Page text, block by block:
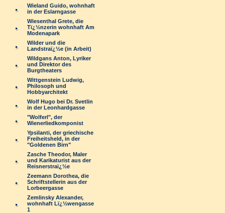
Wieland Guido, wohnhaft
in der Eslarngasse
Wiesenthal Grete, die
Tï¿½nzerin wohnhaft Am
Modenapark
Wilder und die
Landstraï¿½e (in Arbeit)
Wildgans Anton, Lyriker
und Direktor des
Burgtheaters
Wittgenstein Ludwig,
Philosoph und
Hobbyarchitekt
Wolf Hugo bei Dr. Svetlin
in der Leonhardgasse
"Wolferl", der
Wienerliedkomponist
Ypsilanti, der griechische
Freiheitsheld, in der
"Goldenen Birn"
Zasche Theodor, Maler
und Karikaturist aus der
Reisnerstraï¿½e
Zeemann Dorothea, die
Schriftstellerin aus der
Lorbeergasse
Zemlinsky Alexander,
wohnhaft Lï¿½wengasse
1